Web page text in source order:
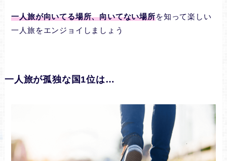
一人旅が向いてる場所、向いてない場所を知って楽しい
一人旅をエンジョイしましょう
一人旅が孤独な国1位は…